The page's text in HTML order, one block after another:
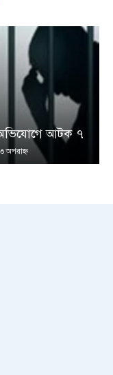
অভিযোগে আটক ৭
অপরাহ্ণ